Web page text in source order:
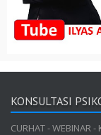
KONSULTASI
CURHAT - WEBINAR